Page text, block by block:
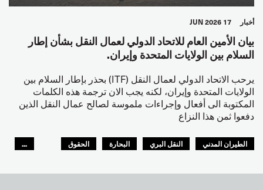
أخبار 17 JUN 2026
بيان الأمين العام للاتحاد الدولي لعمال النقل بشأن إطار
السلام بين الولايات المتحدة وإيران.
يرحب الاتحاد الدولي لعمال النقل (ITF) بحذر بإطار السلام بين
الولايات المتحدة وإيران، لكنه يجب الان ترجمة هذه الكلمات
المكتوبة الى أفعال وإجراءات ملموسة لصالح عمال النقل الذين
دفعوا ثمن هذا النزاع
الطيران المدني النقل البري البحارة
الحقوق
...